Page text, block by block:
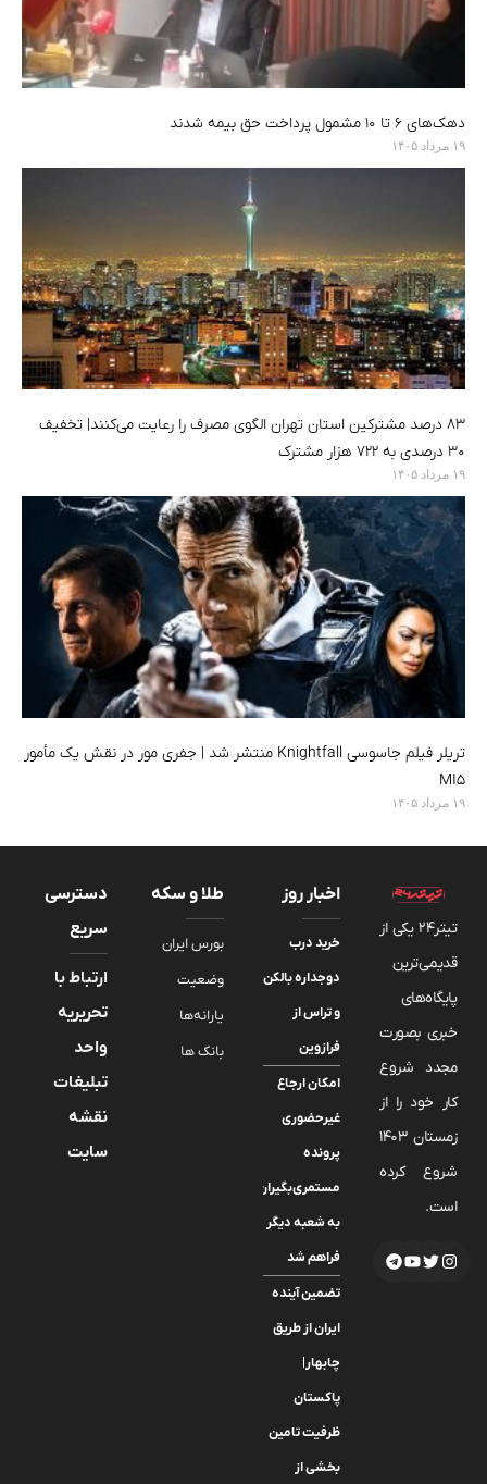
دهک‌های ۶ تا ۱۰ مشمول پرداخت حق بیمه شدند
۱۹ مرداد ۱۴۰۵
۸۳ درصد مشترکین استان تهران الگوی مصرف را رعایت می‌کنند| تخفیف
۳۰ درصدی به ۷۲۲ هزار مشترک
۱۹ مرداد ۱۴۰۵
تریلر فیلم جاسوسی Knightfall منتشر شد | جفری مور در نقش یک مأمور
MI5
۱۹ مرداد ۱۴۰۵
تیتر24 یکی از
قدیمی‌ترین
پایگاه‌های
خبری بصورت
مجدد شروع
کار خود را از
زمستان 1403
شروع کرده
است.
اخبار روز
خرید درب
دوجداره بالکن
و تراس از
فرازوین
امکان ارجاع
غیرحضوری
پرونده
مستمری‌بگیران
به شعبه دیگر
فراهم شد
تضمین آینده
ایران از طریق
چابهار|
پاکستان
ظرفیت تامین
بخشی از
طلا و سکه
بورس ایران
وضعیت
یارانه‌ها
بانک ها
دسترسی
سریع
ارتباط با
تحریریه
واحد
تبلیغات
نقشه
سایت